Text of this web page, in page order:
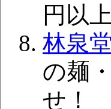
円以
林泉
の麺
せ！